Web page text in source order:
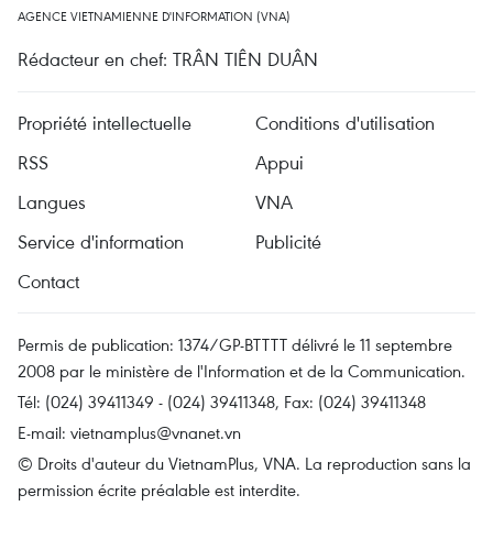
AGENCE VIETNAMIENNE D'INFORMATION (VNA)
Rédacteur en chef: TRÂN TIÊN DUÂN
Propriété intellectuelle
Conditions d'utilisation
RSS
Appui
Langues
VNA
Service d'information
Publicité
Contact
Permis de publication: 1374/GP-BTTTT délivré le 11 septembre
2008 par le ministère de l'Information et de la Communication.
Tél: (024) 39411349 - (024) 39411348, Fax: (024) 39411348
E-mail: vietnamplus@vnanet.vn
© Droits d'auteur du VietnamPlus, VNA. La reproduction sans la
permission écrite préalable est interdite.